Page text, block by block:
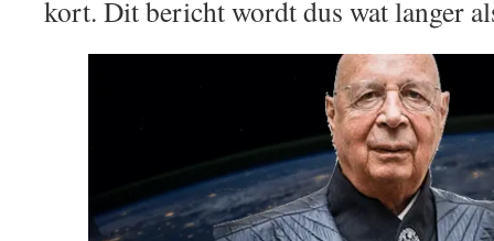
kort. Dit bericht wordt dus wat langer